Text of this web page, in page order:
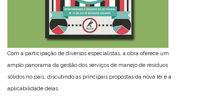
Com a participação de diversos especialistas, a obra oferece um
amplo panorama da gestão dos serviços de manejo de resíduos
sólidos no país, discutindo as principais propostas da nova lei e a
aplicabilidade delas.